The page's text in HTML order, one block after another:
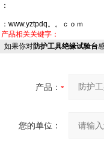
：
：www.yztpdq。。ｃｏｍ
产品相关关键字：
如果你对防护工具绝缘试验台
产品：
您的单位：